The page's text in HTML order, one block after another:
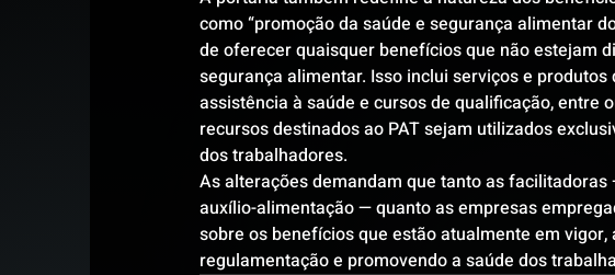
como “promoção da saúde e segurança alimentar
de oferecer quaisquer benefícios que não estejam
segurança alimentar. Isso inclui serviços e
assistência à saúde e cursos de qualificação, entre
recursos destinados ao PAT sejam utilizados
dos trabalhadores.
As alterações demandam que tanto as
auxílio-alimentação — quanto as empresas
sobre os benefícios que estão atualmente em
regulamentação e promovendo a saúde dos